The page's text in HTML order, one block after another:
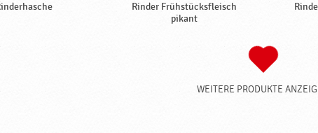
Rinder Frühstücksfleisch
pikant
WEITERE PRODUKTE